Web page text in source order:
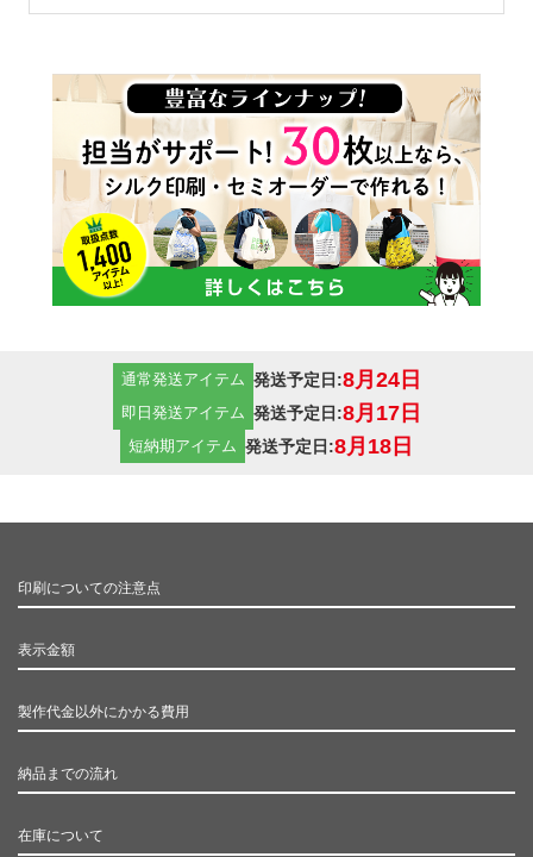
14オンス
一番厚手のコットン生地で
す。堅さもあり、厚手なの
で、中身も透けることなく、
重視の方にはおすすめの14オ
通常発送アイテム 発送予定日:8月24日
即日発送アイテム 発送予定日:8月17日
短納期アイテム 発送予定日:8月18日
印刷についての注意点
表示金額
製作代金以外にかかる費用
納品までの流れ
在庫について